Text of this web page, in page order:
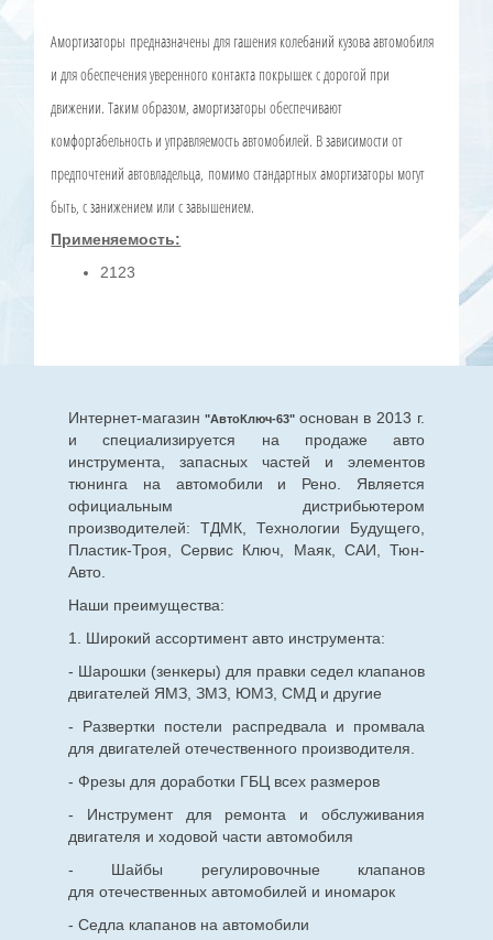
Амортизаторы предназначены для гашения колебаний кузова автомобиля
и для обеспечения уверенного контакта покрышек с дорогой при
движении. Таким образом, амортизаторы обеспечивают
комфортабельность и управляемость автомобилей. В зависимости от
предпочтений автовладельца, помимо стандартныхамортизаторы могут
быть, с занижением или с завышением.
Применяемость:
2123
Интернет-магазин "АвтоКлюч-63" основан в 2013 г.
и специализируется на продаже авто
инструмента, запасных частей и элементов
тюнинга на автомобили и Рено. Является
официальным дистрибьютером
производителей: ТДМК, Технологии Будущего,
Пластик-Троя, Сервис Ключ, Маяк, САИ, Тюн-
Авто.
Наши преимущества:
1. Широкий ассортимент авто инструмента:
- Шарошки (зенкеры) для правки седел клапанов
двигателей ЯМЗ, ЗМЗ, ЮМЗ, СМД и другие
- Развертки постели распредвала и промвала
для двигателей отечественного производителя.
- Фрезы для доработки ГБЦ всех размеров
- Инструмент для ремонта и обслуживания
двигателя и ходовой части автомобиля
- Шайбы регулировочные клапанов
для отечественныхавтомобилей и иномарок
- Седла клапанов на автомобили